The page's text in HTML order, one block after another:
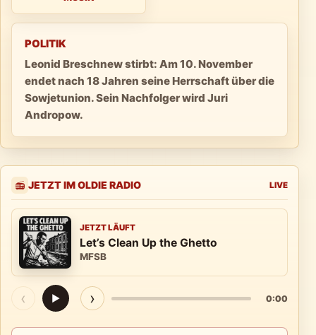
POLITIK
Leonid Breschnew stirbt: Am 10. November
endet nach 18 Jahren seine Herrschaft über die
Sowjetunion. Sein Nachfolger wird Juri
Andropow.
📻 JETZT IM OLDIE RADIO LIVE
JETZT LÄUFT
Let’s Clean Up the Ghetto
MFSB
‹ ▶ › 0:00